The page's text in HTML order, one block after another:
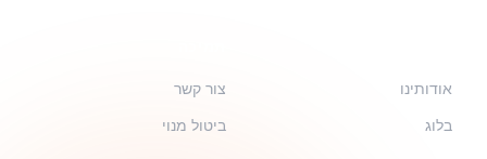
אודותינו
בלוג
צור קשר
ביטול מנוי